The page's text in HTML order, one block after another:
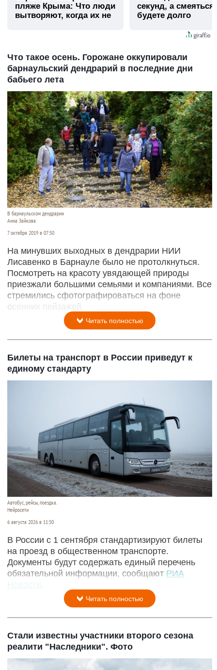
пляже Крыма: Что люди
вытворяют, когда их не
секунд, а
будете долго
Что такое осень. Горожане оккупировали
барнаульский дендрарий в последние дни
бабьего лета
В барнаульском дендрарии
Анна Зайкова
7 октября 2019 в 07:50
На минувших выходных в дендрарии НИИ
Лисавенко в Барнауле было не протолкнуться.
Посмотреть на красоту увядающей природы
приезжали большими семьями и компаниями. Все
стремились сфотографироваться на фоне
осенних пейзажей.
Читать полностью
Билеты на транспорт в России приведут к
единому стандарту
Автобус, рейсы, поездка.
Нейросети
6 августа 2026 в 11:50
В России с 1 сентября стандартизируют билеты
на проезд в общественном транспорте.
Документы будут содержать единый перечень
обязательной информации, сообщают РИА
Новости
Читать полностью
Стали известны участники второго сезона
реалити "Наследники". Фото